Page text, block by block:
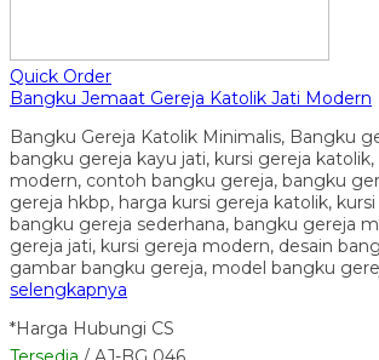
Quick Order
Bangku Jemaat Gereja Katolik Jati Modern
Bangku Gereja Katolik Minimalis, Bangku
bangku gereja kayu jati, kursi gereja
modern, contoh bangku gereja, bangku
gereja hkbp, harga kursi gereja katolik,
bangku gereja sederhana, bangku gereja
gereja jati, kursi gereja modern, desain
gambar bangku gereja, model bangku
selengkapnya
*Harga Hubungi CS